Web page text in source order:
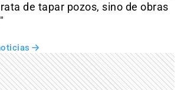
de tapar pozos, sino de obras